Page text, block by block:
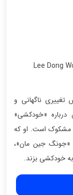
ناگهانی و
«خودکشی»
مشکوک است. او که
جین مان»،
خودکشی بزند.